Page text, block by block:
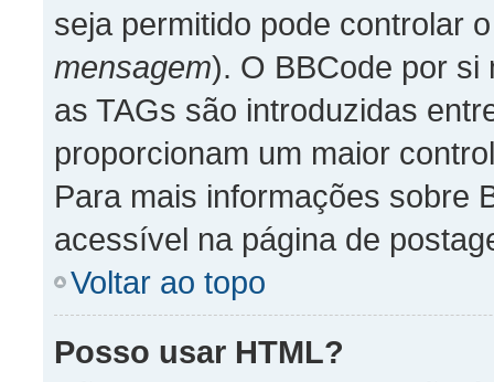
seja permitido pode controlar
mensagem). O BBCode por si
as TAGs são introduzidas
proporcionam um maior
Para mais informações sobre
acessível na página de
Voltar ao topo
Posso usar HTML?